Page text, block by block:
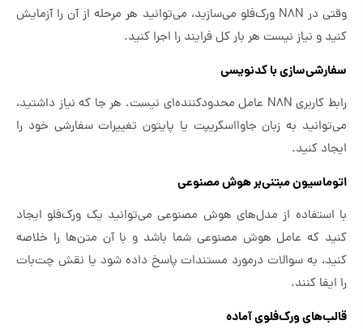
وقتی در N8N ورک‌فلو می‌سازید، می‌توانید هر مرحله از آن را آزمایش
کنید و نیاز نیست هر بار کل فرایند را اجرا کنید.
سفارشی‌سازی با کدنویسی
رابط کاربری N8N عامل محدودکننده‌ای نیست. هر جا که نیاز داشتید،
می‌توانید به زبان جاوااسکریپت یا پایتون تغییرات سفارشی خود را
ایجاد کنید.
اتوماسیون مبتنی‌بر هوش مصنوعی
با استفاده از مدل‌های هوش مصنوعی می‌توانید یک ورک‌فلو ایجاد
کنید که عامل هوش مصنوعی شما باشد و با آن متن‌ها را خلاصه
کنید، به سوالات درمورد مستندات پاسخ داده شود یا نقش چت‌بات
را ایفا کنند.
قالب‌های ورک‌فلوی آماده